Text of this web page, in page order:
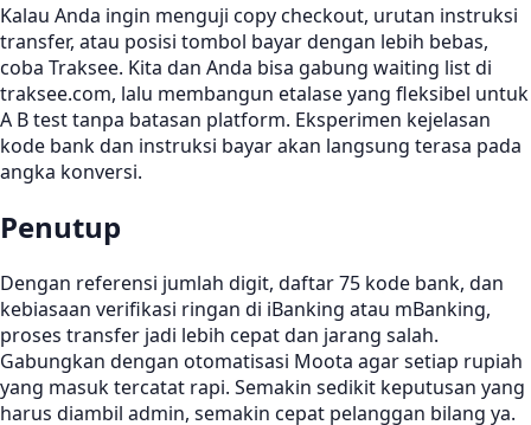
Kalau Anda ingin menguji copy checkout, urutan instruksi
transfer, atau posisi tombol bayar dengan lebih bebas,
coba Traksee. Kita dan Anda bisa gabung waiting list di
traksee.com, lalu membangun etalase yang fleksibel untuk
A B test tanpa batasan platform. Eksperimen kejelasan
kode bank dan instruksi bayar akan langsung terasa pada
angka konversi.
Penutup
Dengan referensi jumlah digit, daftar 75 kode bank, dan
kebiasaan verifikasi ringan di iBanking atau mBanking,
proses transfer jadi lebih cepat dan jarang salah.
Gabungkan dengan otomatisasi Moota agar setiap rupiah
yang masuk tercatat rapi. Semakin sedikit keputusan yang
harus diambil admin, semakin cepat pelanggan bilang ya.